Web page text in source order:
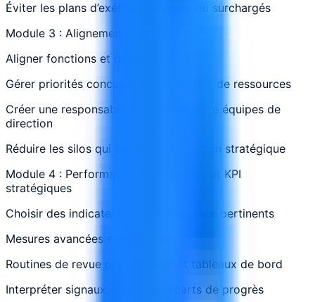
Éviter les plans d’exécution vagues ou surchargés
Module 3 : Alignement d’entreprise
Aligner fonctions et départements
Gérer priorités concurrentes et conflits de ressources
Créer une responsabilité partagée entre équipes de
direction
Réduire les silos qui bloquent l’exécution stratégique
Module 4 : Performance management et KPI
stratégiques
Choisir des indicateurs de performance pertinents
Mesures avancées et retardées
Routines de revue performance et tableaux de bord
Interpréter signaux, risques et écarts de progrès